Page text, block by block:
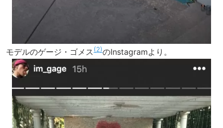
モデルのゲージ・ゴメス 2 のInstagramより。